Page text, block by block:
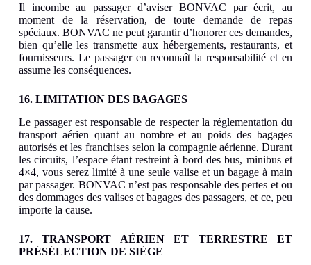
Il incombe au passager d’aviser BONVAC par écrit, au
moment de la réservation, de toute demande de repas
spéciaux. BONVAC ne peut garantir d’honorer ces demandes,
bien qu’elle les transmette aux hébergements, restaurants, et
fournisseurs. Le passager en reconnaît la responsabilité et en
assume les conséquences.
16. LIMITATION DES BAGAGES
Le passager est responsable de respecter la réglementation du
transport aérien quant au nombre et au poids des bagages
autorisés et les franchises selon la compagnie aérienne. Durant
les circuits, l’espace étant restreint à bord des bus, minibus et
4×4, vous serez limité à une seule valise et un bagage à main
par passager. BONVAC n’est pas responsable des pertes et ou
des dommages des valises et bagages des passagers, et ce, peu
importe la cause.
17. TRANSPORT AÉRIEN ET TERRESTRE ET
PRÉSÉLECTION DE SIÈGE